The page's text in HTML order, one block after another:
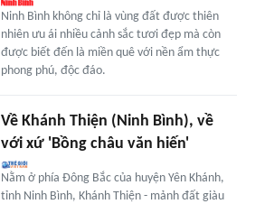
Ninh Bình không chỉ là vùng đất được thiên
nhiên ưu ái nhiều cảnh sắc tươi đẹp mà còn
được biết đến là miền quê với nền ẩm thực
phong phú, độc đáo.
Về Khánh Thiện (Ninh Bình), về
với xứ 'Bồng châu văn hiến'
Nằm ở phía Đông Bắc của huyện Yên Khánh,
tỉnh Ninh Bình, Khánh Thiện - mảnh đất giàu